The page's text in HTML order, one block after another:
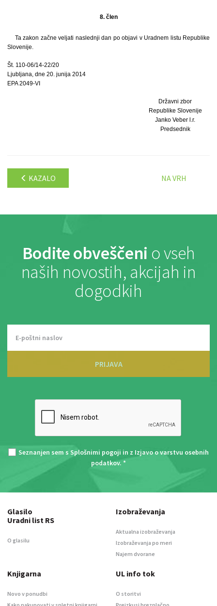
8. člen
Ta zakon začne veljati naslednji dan po objavi v Uradnem listu Republike
Slovenije.
Št. 110-06/14-22/20
Ljubljana, dne 20. junija 2014
EPA 2049-VI
Državni zbor
Republike Slovenije
Janko Veber l.r.
Predsednik
KAZALO NA VRH
Bodite obveščeni o vseh
naših novostih, akcijah in
dogodkih
PRIJAVA
Seznanjen sem s Splošnimi pogoji in z Izjavo o varstvu osebnih
podatkov. *
Glasilo
Uradni list RS
O glasilu
Izobraževanja
Aktualna izobraževanja
Izobraževanja po meri
Najem dvorane
Knjigarna
Novo v ponudbi
UL info tok
O storitvi